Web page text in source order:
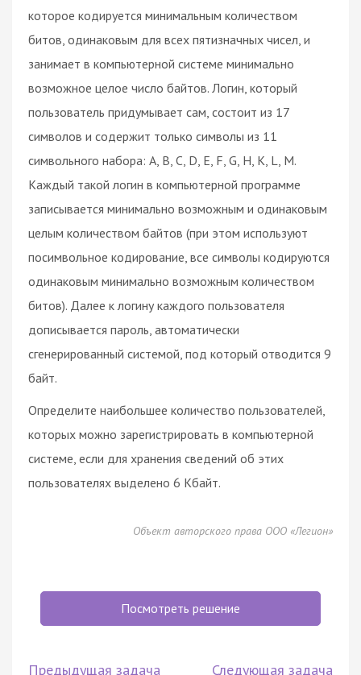
которое кодируется минимальным количеством
битов, одинаковым для всех пятизначных чисел, и
занимает в компьютерной системе минимально
возможное целое число байтов. Логин, который
пользователь придумывает сам, состоит из 17
символов и содержит только символы из 11
символьного набора: А, В, С, D, Е, F, G, H, K, L, M.
Каждый такой логин в компьютерной программе
записывается минимально возможным и одинаковым
целым количеством байтов (при этом используют
посимвольное кодирование, все символы кодируются
одинаковым минимально возможным количеством
битов). Далее к логину каждого пользователя
дописывается пароль, автоматически
сгенерированный системой, под который отводится 9
байт.
Определите наибольшее количество пользователей,
которых можно зарегистрировать в компьютерной
системе, если для хранения сведений об этих
пользователях выделено 6 Кбайт.
Объект авторского права ООО «Легион»
Посмотреть решение
Предыдущая задача Следующая задача